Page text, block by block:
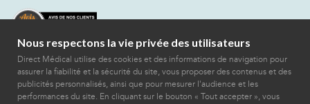
Nous respectons la vie privée des utilisateurs
Direct Médical utilise des cookies et des informations de navigation pour
assurer la fiabilité et la sécurité du site, vous proposer des contenus et des
publicités personnalisés, ainsi que pour mesurer l'audience et les
performances du site. En cliquant sur le bouton « Tout accepter », vous